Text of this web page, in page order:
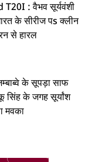
: वैभव सूर्यवंशी
के सीरीज पs क्लीन
से हारल
के सूपड़ा साफ
सिंह के जगह सूर्यांश
मवका